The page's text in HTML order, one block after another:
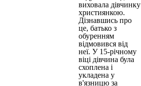
виховала дівчинку
християнкою.
Дізнавшись про
це, батько з
обуренням
відмовився від
неї. У 15-річному
віці дівчина була
схоплена і
укладена у
в'язницю за